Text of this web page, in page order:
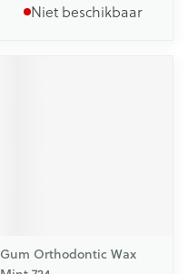
Niet beschikbaar
Gum Orthodontic Wax